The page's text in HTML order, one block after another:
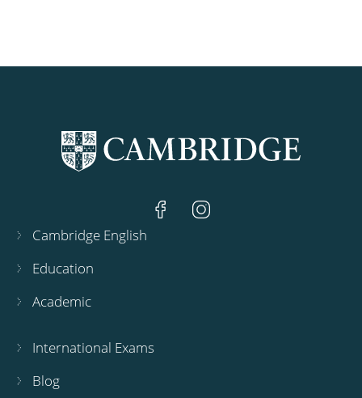
Cambridge English
Education
Academic
International Exams
Blog